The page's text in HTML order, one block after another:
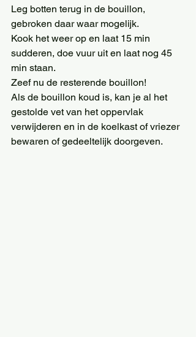
Leg botten terug in de bouillon,
gebroken daar waar mogelijk.
Kook het weer op en laat 15 min
sudderen, doe vuur uit en laat nog 45
min staan.
Zeef nu de resterende bouillon!
Als de bouillon koud is, kan je al het
gestolde vet van het oppervlak
verwijderen en in de koelkast of vriezer
bewaren of gedeeltelijk doorgeven.